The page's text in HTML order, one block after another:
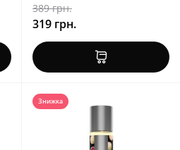
389 грн.
319 грн.
Знижка